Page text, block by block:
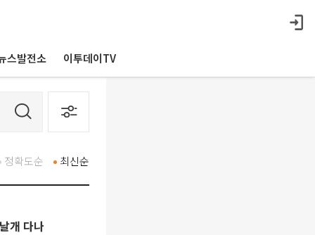
스발전소 이투데이TV
최신순
정확도순
개 다나